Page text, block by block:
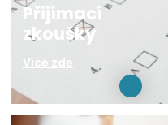
Přijímací
zkoušky
Více zde